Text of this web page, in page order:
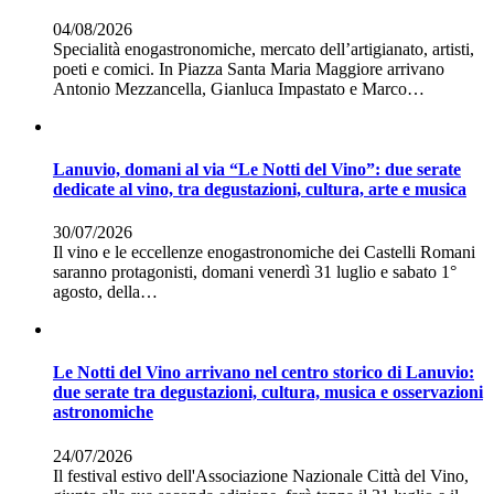
04/08/2026
Specialità enogastronomiche, mercato dell’artigianato, artisti,
poeti e comici. In Piazza Santa Maria Maggiore arrivano
Antonio Mezzancella, Gianluca Impastato e Marco…
Lanuvio, domani al via “Le Notti del Vino”: due serate
dedicate al vino, tra degustazioni, cultura, arte e musica
30/07/2026
Il vino e le eccellenze enogastronomiche dei Castelli Romani
saranno protagonisti, domani venerdì 31 luglio e sabato 1°
agosto, della…
Le Notti del Vino arrivano nel centro storico di Lanuvio:
due serate tra degustazioni, cultura, musica e osservazioni
astronomiche
24/07/2026
Il festival estivo dell'Associazione Nazionale Città del Vino,